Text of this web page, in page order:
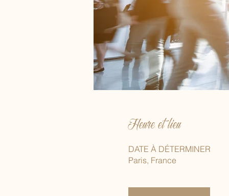
Heure et lieu
DATE À DÉTERMINER
Paris, France